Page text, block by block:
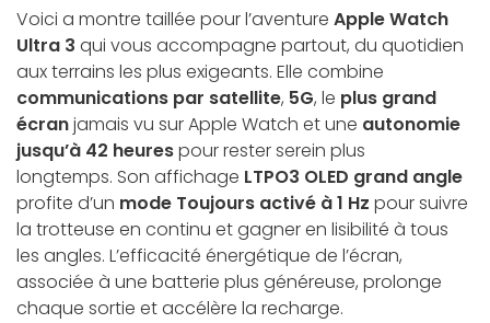
Voici a montre taillée pour l’aventure Apple Watch
Ultra 3 qui vous accompagne partout, du quotidien
aux terrains les plus exigeants. Elle combine
communications par satellite, 5G, le plus grand
écranjamais vu sur Apple Watch et une autonomie
jusqu’à 42 heurespour rester serein plus
longtemps. Son affichage LTPO3 OLED grand angle
profite d’un mode Toujours activé à 1 Hz pour suivre
la trotteuse en continu et gagner en lisibilité à tous
les angles. L’efficacité énergétique de l’écran,
associée à une batterie plus généreuse, prolonge
chaque sortie et accélère la recharge.